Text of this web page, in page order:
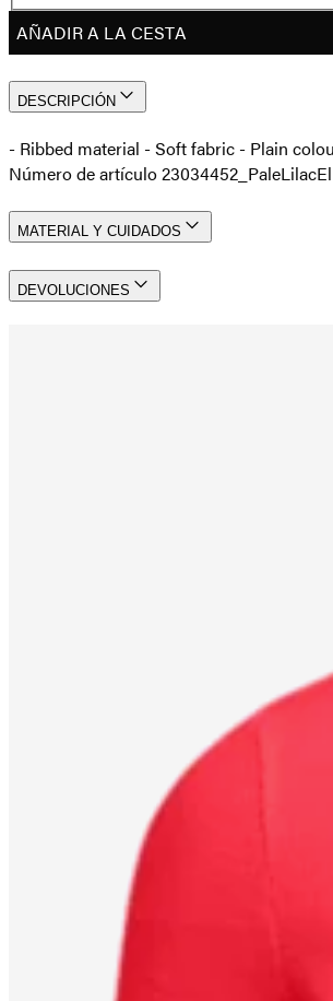
AÑADIR A LA CESTA
DESCRIPCIÓN
- Ribbed material - Soft fabric - Plain
Número de artículo 23034452_PaleLilac
MATERIAL Y CUIDADOS
DEVOLUCIONES